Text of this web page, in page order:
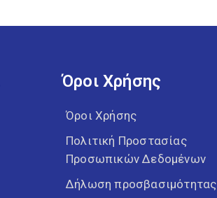
Όροι Χρήσης
Όροι Χρήσης
Πολιτική Προστασίας
Προσωπικών Δεδομένων
Δήλωση προσβασιμότητας